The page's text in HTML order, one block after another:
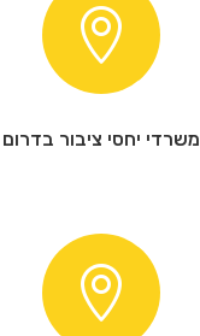

משרדי יחסי ציבור בדרום
